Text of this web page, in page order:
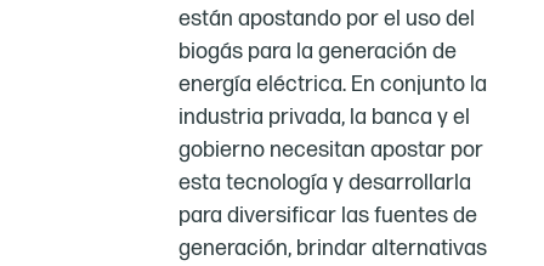
están apostando por el uso del
biogás para la generación de
energía eléctrica. En conjunto la
industria privada, la banca y el
gobierno necesitan apostar por
esta tecnología y desarrollarla
para diversificar las fuentes de
generación, brindar alternativas